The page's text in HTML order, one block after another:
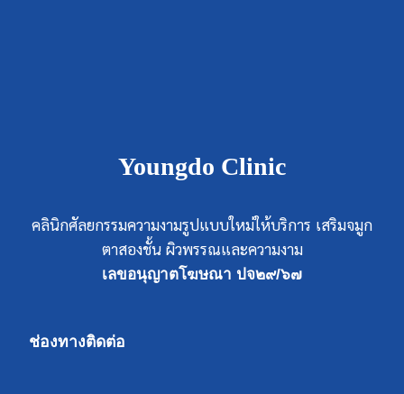
Youngdo Clinic
คลินิกศัลยกรรมความงามรูปแบบใหม่ให้บริการ เสริมจมูก
ตาสองชั้น ผิวพรรณและความงาม
เลขอนุญาตโฆษณา ปจ๒๙/๖๗
ช่องทางติดต่อ